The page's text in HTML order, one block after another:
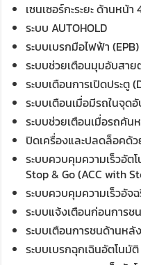
เซนเซอร์กะระยะ ด้านหน้
ระบบ AUTOHOLD
ระบบเบรกมือไฟฟ้า (EPB)
ระบบช่วยเตือนมุมอับสาย
ระบบเตือนการเปิดประตู
ระบบเตือนเมื่อมีรถในจุด
ระบบช่วยเตือนเมื่อรถคัน
ปิดเครื่องและปลดล็อคด้
ระบบควบคุมความเร็วอั
Stop & Go (ACC with
ระบบควบคุมความเร็วอัจฉ
ระบบแจ้งเตือนก่อนการช
ระบบเตือนการชนด้านหลั
ระบบเบรกฉุกเฉินอัตโนมั